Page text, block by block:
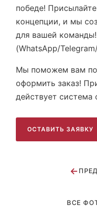
победе!
концепции, и мы
для вашей
(WhatsApp/
Мы поможем вам
оформить заказ!
действует система
ОСТАВИТЬ ЗАЯВКУ
←
ВСЕ